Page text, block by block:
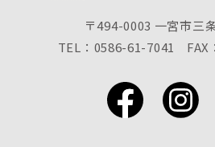
〒494-0003 一宮市三
TEL：0586-61-7041
FAX